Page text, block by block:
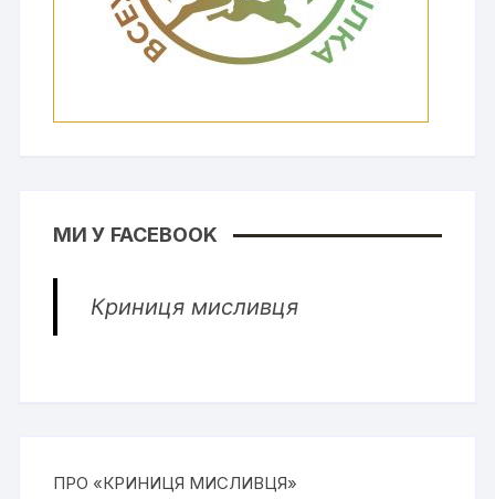
МИ У FACEBOOK
Криниця мисливця
ПРО «КРИНИЦЯ МИСЛИВЦЯ»